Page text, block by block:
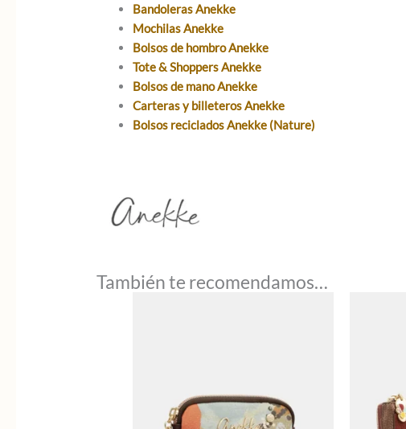
Bandoleras Anekke
Mochilas Anekke
Bolsos de hombro Anekke
Tote & Shoppers Anekke
Bolsos de mano Anekke
Carteras y billeteros Anekke
Bolsos reciclados Anekke (Nature)
También te recomendamos…